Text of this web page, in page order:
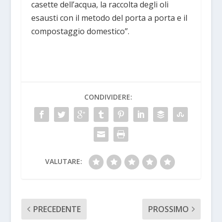
casette dell’acqua, la raccolta degli oli
esausti con il metodo del porta a porta e il
compostaggio domestico”.
CONDIVIDERE:
VALUTARE:
PRECEDENTE PROSSIMO